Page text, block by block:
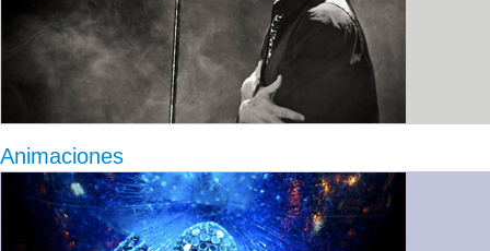
Animaciones